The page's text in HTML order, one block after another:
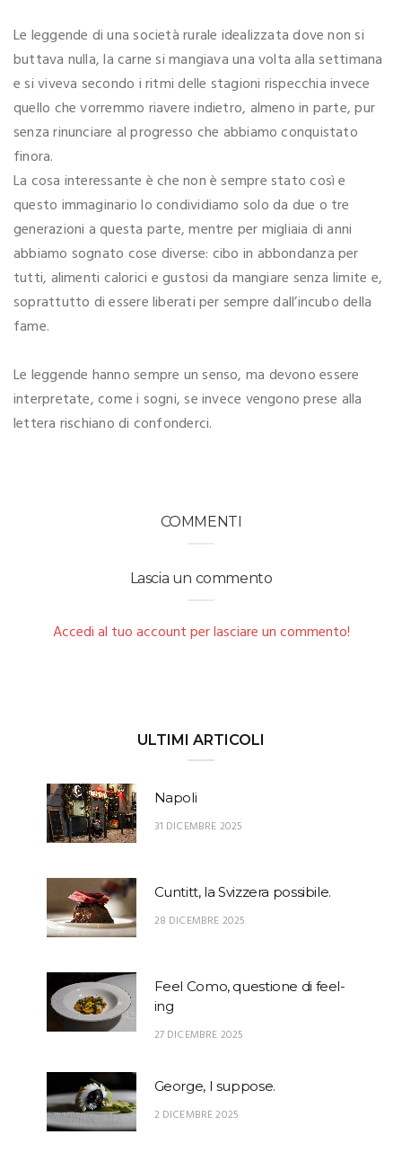
Le leggende di una società rurale idealizzata dove non si
buttava nulla, la carne si mangiava una volta alla settimana
e si viveva secondo i ritmi delle stagioni rispecchia invece
quello che vorremmo riavere indietro, almeno in parte, pur
senza rinunciare al progresso che abbiamo conquistato
finora.
La cosa interessante è che non è sempre stato così e
questo immaginario lo condividiamo solo da due o tre
generazioni a questa parte, mentre per migliaia di anni
abbiamo sognato cose diverse: cibo in abbondanza per
tutti, alimenti calorici e gustosi da mangiare senza limite e,
soprattutto di essere liberati per sempre dall’incubo della
fame.
Le leggende hanno sempre un senso, ma devono essere
interpretate, come i sogni, se invece vengono prese alla
lettera rischiano di confonderci.
COMMENTI
Lascia un commento
Accedi al tuo account per lasciare un commento!
ULTIMI ARTICOLI
Napoli
31 DICEMBRE 2025
Cuntitt, la Svizzera possibile.
28 DICEMBRE 2025
Feel Como, questione di feel-
ing
27 DICEMBRE 2025
George, I suppose.
2 DICEMBRE 2025